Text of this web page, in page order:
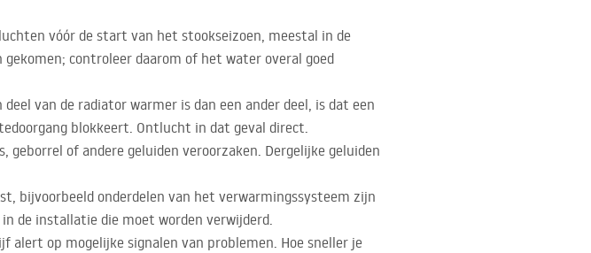
vóór de start van het stookseizoen, meestal in de
controleer daarom of het water overal goed
van de radiator warmer is dan een ander deel, is dat een
blokkeert. Ontlucht in dat geval direct.
geborrel of andere geluiden veroorzaken. Dergelijke geluiden
bijvoorbeeld onderdelen van het verwarmingssysteem zijn
de installatie die moet worden verwijderd.
op mogelijke signalen van problemen. Hoe sneller je